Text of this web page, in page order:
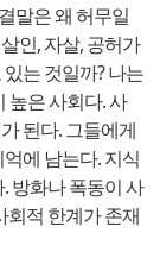
말은 왜 허무일
인, 자살, 공허가
는 것일까? 나는
높은 사회다. 사
된다. 그들에게
에 남는다. 지식
방화나 폭동이 사
회적 한계가 존재